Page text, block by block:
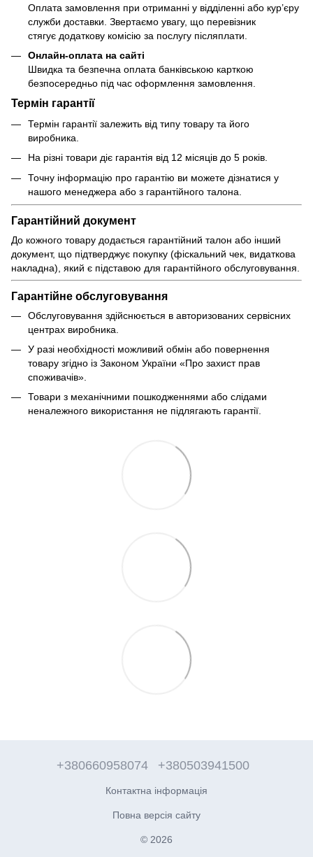
Оплата замовлення при отриманні у відділенні або кур’єру
служби доставки. Звертаємо увагу, що перевізник
стягує додаткову комісію за послугу післяплати.
Онлайн-оплата на сайті
Швидка та безпечна оплата банківською карткою
безпосередньо під час оформлення замовлення.
Термін гарантії
Термін гарантії залежить від типу товару та його
виробника.
На різні товари діє гарантія від 12 місяців до 5 років.
Точну інформацію про гарантію ви можете дізнатися у
нашого менеджера або з гарантійного талона.
Гарантійний документ
До кожного товару додається гарантійний талон або інший
документ, що підтверджує покупку (фіскальний чек, видаткова
накладна), який є підставою для гарантійного обслуговування.
Гарантійне обслуговування
Обслуговування здійснюється в авторизованих сервісних
центрах виробника.
У разі необхідності можливий обмін або повернення
товару згідно із Законом України «Про захист прав
споживачів».
Товари з механічними пошкодженнями або слідами
неналежного використання не підлягають гарантії.
+380660958074 +380503941500
Контактна інформація
Повна версія сайту
© 2026